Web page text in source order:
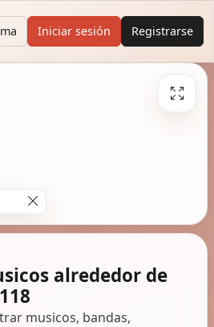
Iniciar sesión Registrarse
alrededor de
musicos, bandas,